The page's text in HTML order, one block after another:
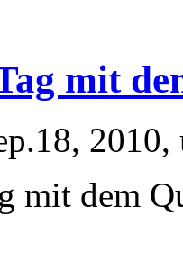
mit
mit dem